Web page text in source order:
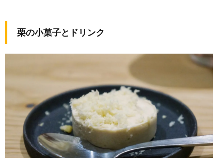
栗の小菓子とドリンク